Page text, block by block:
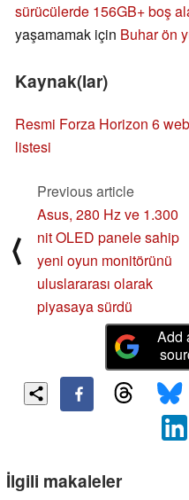
sürücülerde 156GB+ boş
yaşamamak için Buhar ön
Kaynak(lar)
Resmi Forza Horizon 6
listesi
⟨
Previous article
Asus, 280 Hz ve 1.300
nit OLED panele sahip
yeni oyun monitörünü
uluslararası olarak
piyasaya sürdü
Add
İlgili makaleler